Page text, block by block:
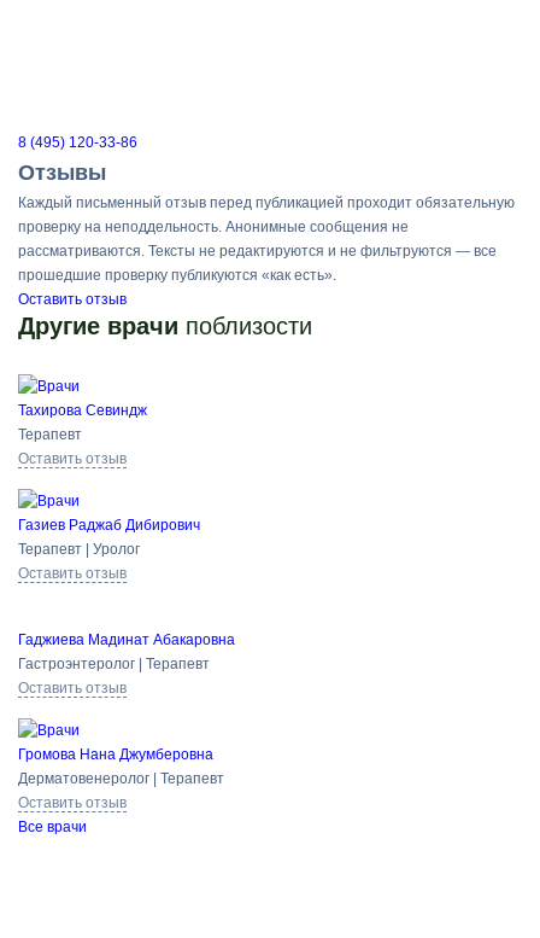
8 (495) 120-33-86
Отзывы
Каждый письменный отзыв перед публикацией проходит обязательную
проверку на неподдельность. Анонимные сообщения не
рассматриваются. Тексты не редактируются и не фильтруются — все
прошедшие проверку публикуются «как есть».
Оставить отзыв
Другие врачи поблизости
Тахирова Севиндж
Терапевт
Оставить отзыв
Газиев Раджаб Дибирович
Терапевт | Уролог
Оставить отзыв
Гаджиева Мадинат Абакаровна
Гастроэнтеролог | Терапевт
Оставить отзыв
Громова Нана Джумберовна
Дерматовенеролог | Терапевт
Оставить отзыв
Все врачи